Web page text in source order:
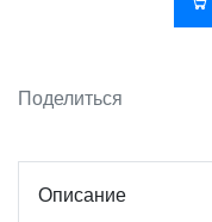
Поделиться
Описание